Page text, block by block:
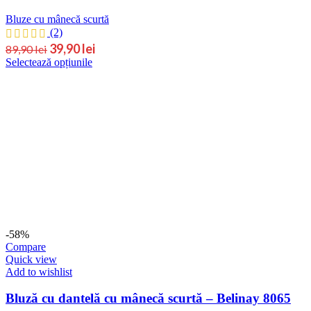
Bluze cu mânecă scurtă
(2)
89,90lei Prețul
inițial
39,90leiPrețul
Selectează opțiunileAcest
-58%
Compare
Quick view
Add to wishlist
Bluză cu dantelă cu mânecă scurtă – Belinay 8065